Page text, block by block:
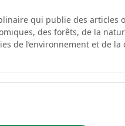
qui publie des articles
des forêts, de la
de l’environnement et de